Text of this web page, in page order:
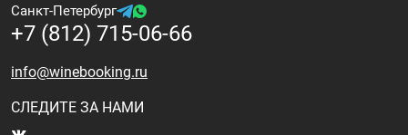
Санкт-Петербург
+7 (812) 715-06-66
info@winebooking.ru
СЛЕДИТЕ ЗА НАМИ